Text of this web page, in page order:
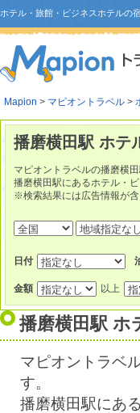
ホテル・旅館・ビジネスホテルの
Mapion > マピオントラベル >
播磨横田駅 ホテ
マピオントラベルの播磨横
播磨横田駅にあるホテル・
※検索結果には広告情報が含
日付
金額 以上
播磨横田駅 ホ
マピオントラベ
す。
播磨横田駅にあ